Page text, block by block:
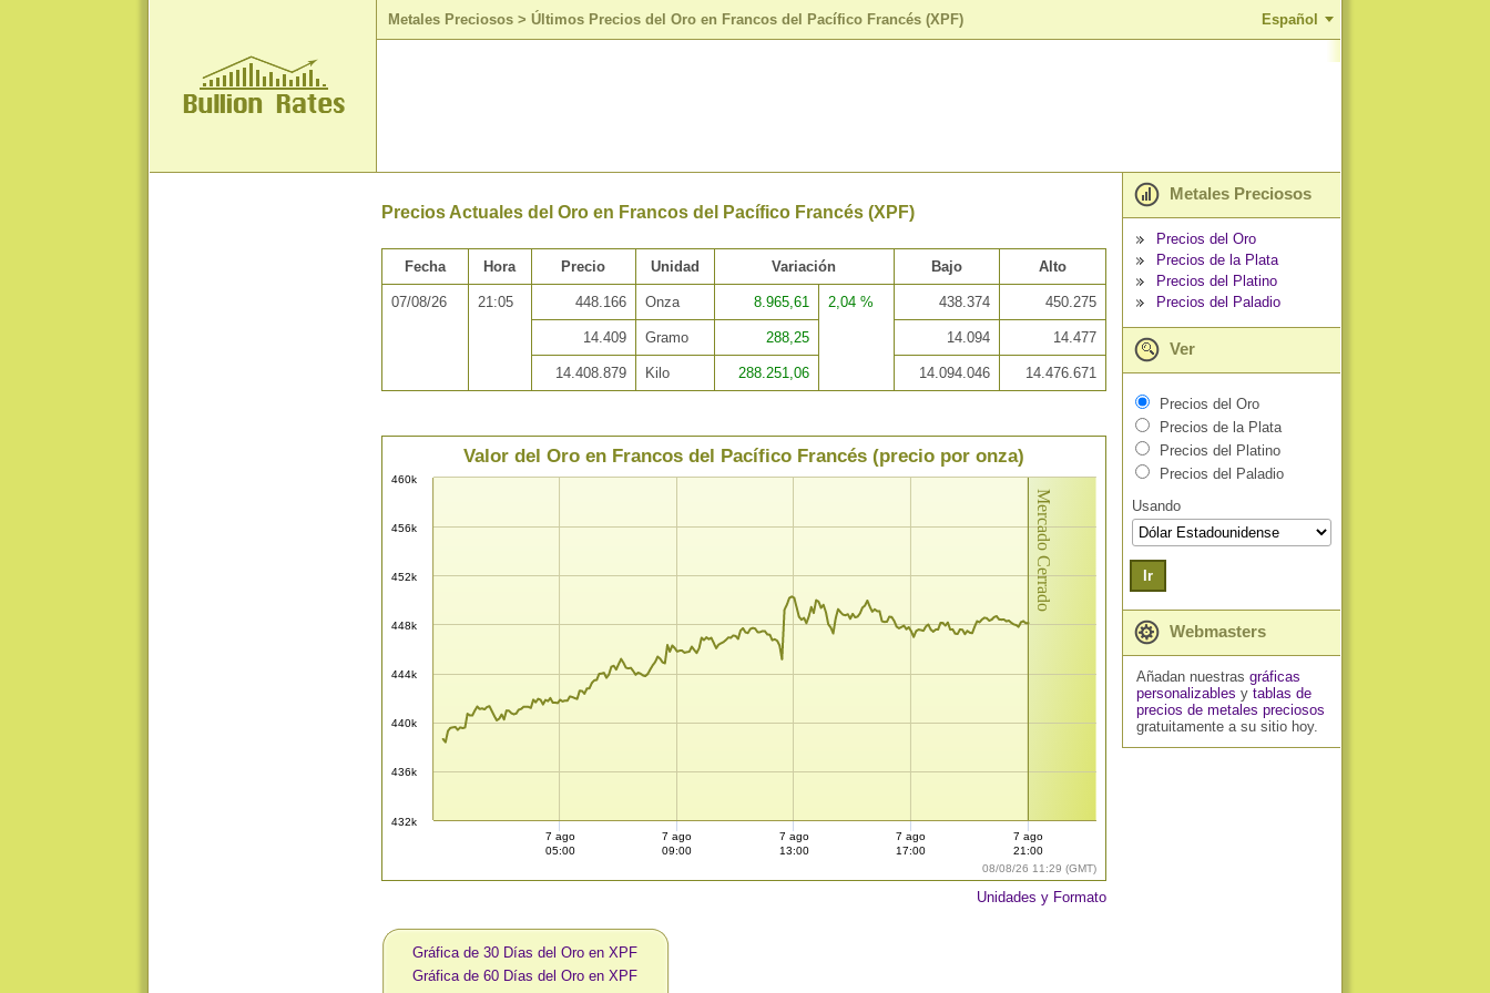
Metales Preciosos > Últimos Precios del Oro en Francos del Pacífico Francés (XPF) Español
Precios Actuales del Oro en Francos del Pacífico Francés (XPF)
Fecha Hora Precio Unidad Variación Bajo Alto
07/08/26 21:05 448.166 Onza 8.965,61 2,04 % 438.374 450.275
14.409 Gramo 288,25 14.094 14.477
14.408.879 Kilo 288.251,06 14.094.046 14.476.671
Mercado Cerrado
08/08/26 11:29 (GMT)
Valor del Oro en Francos del Pacífico Francés (precio por onza)
432k
436k
440k
444k
448k
452k
456k
460k
7 ago
05:00
7 ago
09:00
7 ago
13:00
7 ago
17:00
7 ago
21:00
Unidades y Formato
Gráfica de 30 Días del Oro en XPF
Gráfica de 60 Días del Oro en XPF
Metales Preciosos
Precios del Oro
Precios de la Plata
Precios del Platino
Precios del Paladio
Ver
Precios del Oro
Precios de la Plata
Precios del Platino
Precios del Paladio
Usando
Ir
Webmasters
Añadan nuestras gráficas
personalizables y tablas de
precios de metales preciosos
gratuitamente a su sitio hoy.